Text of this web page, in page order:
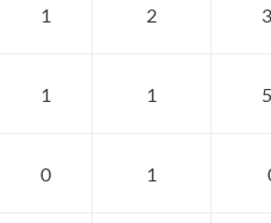
1 2
1 1
0 1